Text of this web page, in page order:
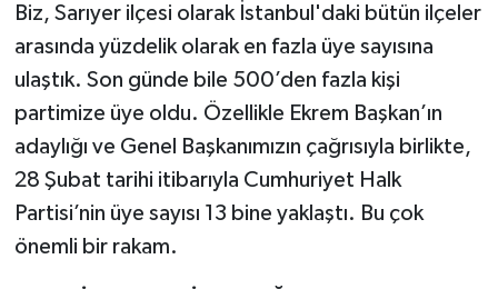
Biz, Sarıyer ilçesi olarak İstanbul'daki bütün ilçeler
arasında yüzdelik olarak en fazla üye sayısına
ulaştık. Son günde bile 500’den fazla kişi
partimize üye oldu. Özellikle Ekrem Başkan’ın
adaylığı ve Genel Başkanımızın çağrısıyla birlikte,
28 Şubat tarihi itibarıyla Cumhuriyet Halk
Partisi’nin üye sayısı 13 bine yaklaştı. Bu çok
önemli bir rakam.